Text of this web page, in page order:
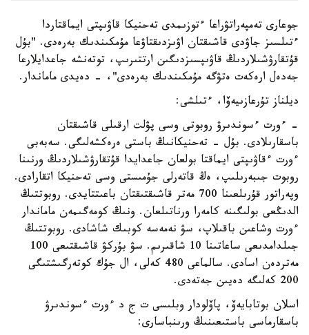
جوعارى تەمپەراتۋراعا ءتوزىمدى تەحنيكا قاۋىپتى ايماقتاردا
ءتىلسىز جاۋدى قاشىقتان اۋىزدىقتاۋعا مۇمكىندىك بەرەدى. "بۇل
قۇتقارۋشىلاردىڭ قاۋىپسىزدىگىن ارتتىرىپ، توتەنشە جاعدايلارعا
جەدەل ارەكەت ەتۋگە مۇمكىندىك بەرەدى"، - دەيدى ماماندار.
ديلناز تۇرعازىيەۆا، ءتىلشى:
- ءورت ءسوندىرۋ روبوتى وسى پۋلت ارقىلى قاشىقتان
باسقارىلادى. بۇل - تەحنيكانىڭ باستى ەرەكشەلىگى. سەبەبى
ءورت ءقاۋىپتى ايماقتا بولعان جاعدايدا قۇتقارۋشىلاردىڭ ورنىنا
روبوت جىبەرىلىپ، ەڭ قاتەرلى جۇمىستى وسى تەحنيكا اتقارادى.
وپەراتور قۇرىلعىنا 700 مەتر قاشىقتىقتان باعىتتايدى. روبوتتىڭ
الدىڭعى بولىگىنە كامەرا ورناتىلعان. ونىڭ كومەگىمەن ماماندار
ءورت وشاعىن باقىلاپ، سۋ نەمەسە كوبىك شاشادى. روبوتتىڭ
جىلدامدىعى ساعاتىنا 10 شاقىرىم. سۋ بۇركۋ قاشىقتىعى 100
مەتردەن اسادى. سالماعى 480 كەلى، ال جۇك كوتەرگىشتىگى
200 كەلىگە دەيىن جەتەدى.
اسلان بوتابايەۆ، پاۆلودار وبلىسى ت ج د ءورت ءسوندىرۋ
باسقارماسى باستىعىنىڭ ورىنباسارى: